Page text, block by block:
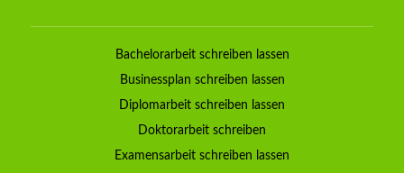
Bachelorarbeit schreiben lassen
Businessplan schreiben lassen
Diplomarbeit schreiben lassen
Doktorarbeit schreiben
Examensarbeit schreiben lassen